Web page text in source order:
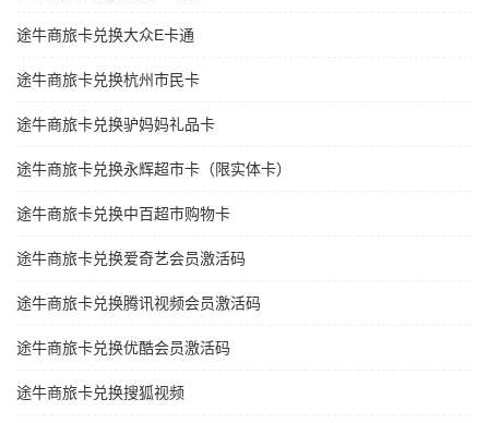
途牛商旅卡兑换大众E卡通
途牛商旅卡兑换杭州市民卡
途牛商旅卡兑换驴妈妈礼品卡
途牛商旅卡兑换永辉超市卡（限实体卡）
途牛商旅卡兑换中百超市购物卡
途牛商旅卡兑换爱奇艺会员激活码
途牛商旅卡兑换腾讯视频会员激活码
途牛商旅卡兑换优酷会员激活码
途牛商旅卡兑换搜狐视频